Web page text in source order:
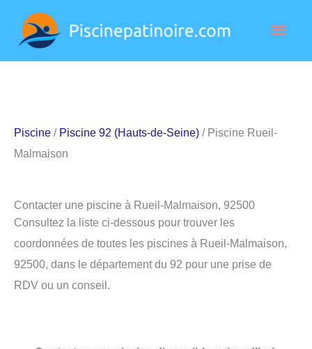
contenu
Piscine / Piscine 92 (Hauts-de-Seine) / Piscine Rueil-
Malmaison
Contacter une piscine à Rueil-Malmaison, 92500
Consultez la liste ci-dessous pour trouver les
coordonnées de toutes les piscines à Rueil-Malmaison,
92500, dans le département du 92 pour une prise de
RDV ou un conseil.